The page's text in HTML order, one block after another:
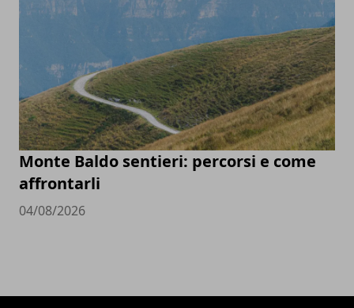
Monte Baldo sentieri: percorsi e come
affrontarli
04/08/2026